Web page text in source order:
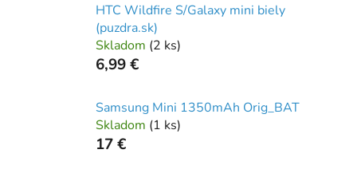
HTC Wildfire S/Galaxy mini biely
(puzdra.sk)
Skladom (2 ks)
6,99 €
Samsung Mini 1350mAh Orig_BAT
Skladom (1 ks)
17 €